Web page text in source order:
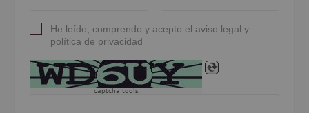
He leído, comprendo y acepto el aviso legal y
política de privacidad
captcha tools